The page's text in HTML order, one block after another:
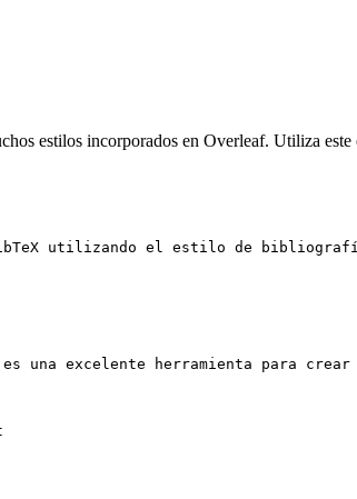
estilos incorporados en Overleaf. Utiliza
utilizando el estilo de
una excelente herramienta para crear